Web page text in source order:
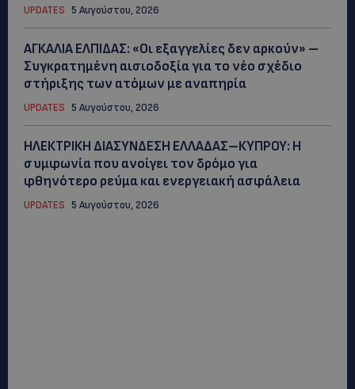
UPDATES 5 Αυγούστου, 2026
ΑΓΚΑΛΙΑ ΕΛΠΙΔΑΣ: «Οι εξαγγελίες δεν αρκούν» –
Συγκρατημένη αισιοδοξία για το νέο σχέδιο
στήριξης των ατόμων με αναπηρία
UPDATES 5 Αυγούστου, 2026
ΗΛΕΚΤΡΙΚΗ ΔΙΑΣΥΝΔΕΣΗ ΕΛΛΑΔΑΣ–ΚΥΠΡΟΥ: Η
συμφωνία που ανοίγει τον δρόμο για
φθηνότερο ρεύμα και ενεργειακή ασφάλεια
UPDATES 5 Αυγούστου, 2026